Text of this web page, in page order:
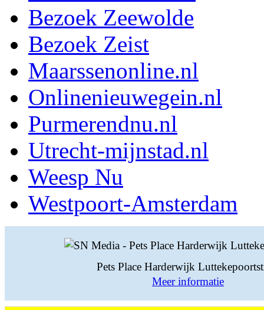
Bezoek Zeewolde
Bezoek Zeist
Maarssenonline.nl
Onlinenieuwegein.nl
Purmerendnu.nl
Utrecht-mijnstad.nl
Weesp Nu
Westpoort-Amsterdam
Pets Place Harderwijk
Meer informatie